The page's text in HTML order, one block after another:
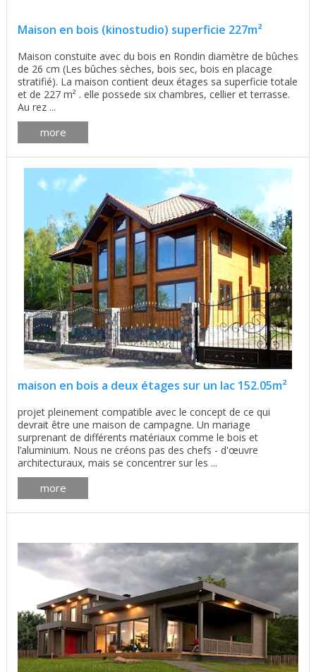
Maison en bois (kinostudio) superficie 227m²
Maison constuite avec du bois en Rondin diamètre de bûches
de 26 cm (Les bûches sèches, bois sec, bois en placage
stratifié). La maison contient deux étages sa superficie totale
et de 227 m² . elle possede six chambres, cellier et terrasse.
Au rez ...
more
maison en bois a deux étages sur un lac 152.05m²
projet pleinement compatible avec le concept de ce qui
devrait être une maison de campagne. Un mariage
surprenant de différents matériaux comme le bois et
l’aluminium. Nous ne créons pas des chefs - d'œuvre
architecturaux, mais se concentrer sur les ...
more